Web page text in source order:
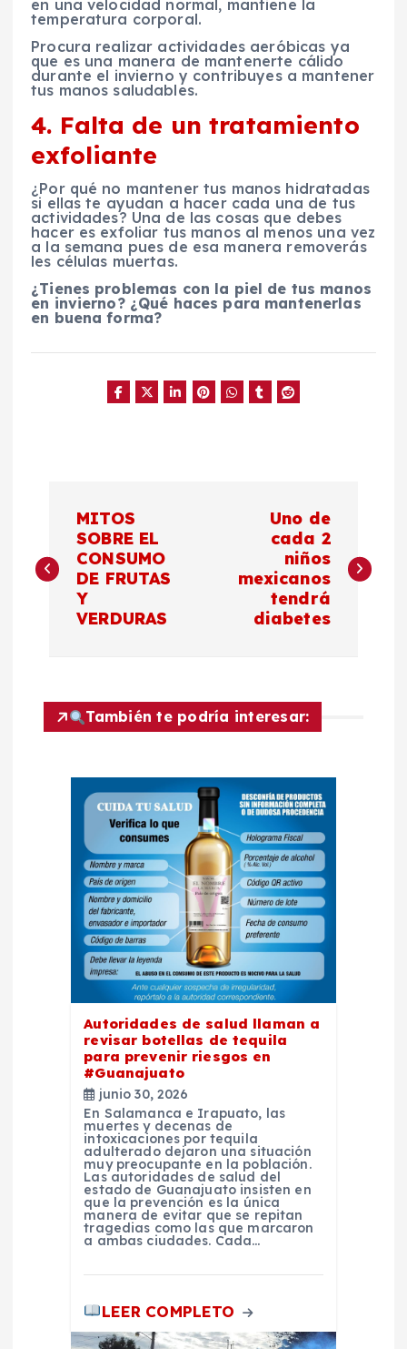
en una velocidad normal, mantiene la
temperatura corporal.
Procura realizar actividades aeróbicas ya
que es una manera de mantenerte cálido
durante el invierno y contribuyes a mantener
tus manos saludables.
4. Falta de un tratamiento
exfoliante
¿Por qué no mantener tus manos hidratadas
si ellas te ayudan a hacer cada una de tus
actividades? Una de las cosas que debes
hacer es exfoliar tus manos al menos una vez
a la semana pues de esa manera removerás
les células muertas.
¿Tienes problemas con la piel de tus manos
en invierno? ¿Qué haces para mantenerlas
en buena forma?
a
v
a
MITOS
SOBRE EL
CONSUMO
DE FRUTAS
Y
VERDURAS
Uno de
cada 2
niños
mexicanos
tendrá
diabetes
También te podría interesar:
Autoridades de salud llaman a
revisar botellas de tequila
para prevenir riesgos en
#Guanajuato
junio 30, 2026
En Salamanca e Irapuato, las
muertes y decenas de
intoxicaciones por tequila
adulterado dejaron una situación
muy preocupante en la población.
Las autoridades de salud del
estado de Guanajuato insisten en
que la prevención es la única
manera de evitar que se repitan
tragedias como las que marcaron
a ambas ciudades. Cada…
LEER COMPLETO